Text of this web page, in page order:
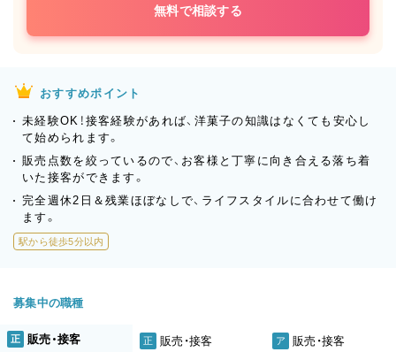
無料で相談する
おすすめポイント
未経験OK！接客経験があれば、洋菓子の知識はなくても安心し
て始められます。
販売点数を絞っているので、お客様と丁寧に向き合える落ち着
いた接客ができます。
完全週休2日＆残業ほぼなしで、ライフスタイルに合わせて働け
ます。
駅から徒歩5分以内
募集中の職種
正 販売・接客 正 販売・接客 ア 販売・接客